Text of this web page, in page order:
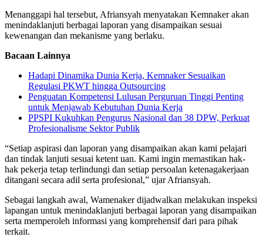
Menanggapi hal tersebut, Afriansyah menyatakan Kemnaker akan
menindaklanjuti berbagai laporan yang disampaikan sesuai
kewenangan dan mekanisme yang berlaku.
Bacaan Lainnya
Hadapi Dinamika Dunia Kerja, Kemnaker Sesuaikan
Regulasi PKWT hingga Outsourcing
Penguatan Kompetensi Lulusan Perguruan Tinggi Penting
untuk Menjawab Kebutuhan Dunia Kerja
PPSPI Kukuhkan Pengurus Nasional dan 38 DPW, Perkuat
Profesionalisme Sektor Publik
“Setiap aspirasi dan laporan yang disampaikan akan kami pelajari
dan tindak lanjuti sesuai ketent uan. Kami ingin memastikan hak-
hak pekerja tetap terlindungi dan setiap persoalan ketenagakerjaan
ditangani secara adil serta profesional,” ujar Afriansyah.
Sebagai langkah awal, Wamenaker dijadwalkan melakukan inspeksi
lapangan untuk menindaklanjuti berbagai laporan yang disampaikan
serta memperoleh informasi yang komprehensif dari para pihak
terkait.